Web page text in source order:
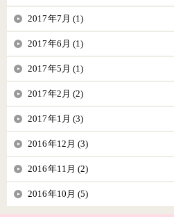
2017年7月 (1)
2017年6月 (1)
2017年5月 (1)
2017年2月 (2)
2017年1月 (3)
2016年12月 (3)
2016年11月 (2)
2016年10月 (5)